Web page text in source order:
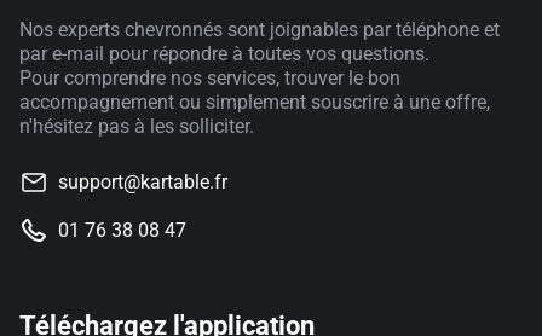
Nos experts chevronnés sont joignables par téléphone et
par e-mail pour répondre à toutes vos questions.
Pour comprendre nos services, trouver le bon
accompagnement ou simplement souscrire à une offre,
n'hésitez pas à les solliciter.
support@kartable.fr
01 76 38 08 47
Téléchargez l'application